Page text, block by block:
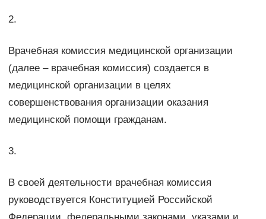
2.
Врачебная комиссия медицинской организации
(далее – врачебная комиссия) создается в
медицинской организации в целях
совершенствования организации оказания
медицинской помощи гражданам.
3.
В своей деятельности врачебная комиссия
руководствуется Конституцией Российской